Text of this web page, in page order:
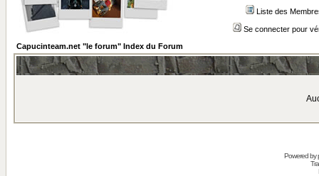
Liste des
Se connecter pour
Capucinteam.net "le forum" Index du Forum
Powered by